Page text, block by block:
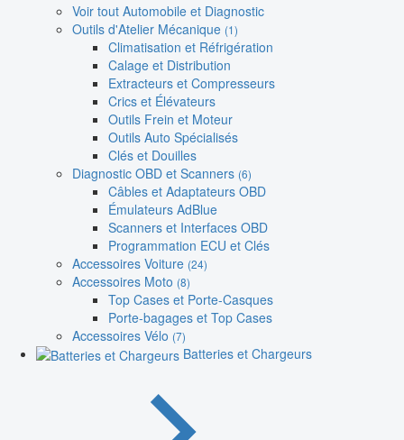
Voir tout Automobile et Diagnostic
Outils d'Atelier Mécanique (1)
Climatisation et Réfrigération
Calage et Distribution
Extracteurs et Compresseurs
Crics et Élévateurs
Outils Frein et Moteur
Outils Auto Spécialisés
Clés et Douilles
Diagnostic OBD et Scanners (6)
Câbles et Adaptateurs OBD
Émulateurs AdBlue
Scanners et Interfaces OBD
Programmation ECU et Clés
Accessoires Voiture (24)
Accessoires Moto (8)
Top Cases et Porte-Casques
Porte-bagages et Top Cases
Accessoires Vélo (7)
Batteries et Chargeurs